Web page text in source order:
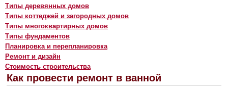
Типы деревянных домов
Типы коттеджей и загородных домов
Типы многоквартирных домов
Типы фундаментов
Планировка и перепланировка
Ремонт и дизайн
Стоимость строительства
Как провести ремонт в ванной